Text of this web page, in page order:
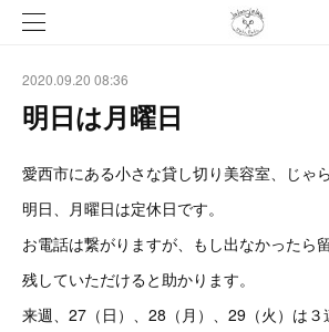
2020.09.20 08:36
明日は月曜日
愛西市にある小さな貸し切り美容室、じゃ
明日、月曜日は定休日です。
お電話は繋がりますが、もし出なかったら
残していただけると助かります。
来週、27（日）、28（月）、29（火）は３